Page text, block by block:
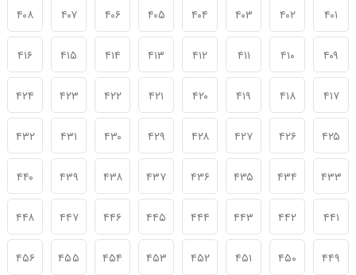
۴۰۱ ۴۰۲ ۴۰۳ ۴۰۴ ۴۰۵ ۴۰۶ ۴۰۷ ۴۰۸
۴۰۹ ۴۱۰ ۴۱۱ ۴۱۲ ۴۱۳ ۴۱۴ ۴۱۵ ۴۱۶
۴۱۷ ۴۱۸ ۴۱۹ ۴۲۰ ۴۲۱ ۴۲۲ ۴۲۳ ۴۲۴
۴۲۵ ۴۲۶ ۴۲۷ ۴۲۸ ۴۲۹ ۴۳۰ ۴۳۱ ۴۳۲
۴۳۳ ۴۳۴ ۴۳۵ ۴۳۶ ۴۳۷ ۴۳۸ ۴۳۹ ۴۴۰
۴۴۱ ۴۴۲ ۴۴۳ ۴۴۴ ۴۴۵ ۴۴۶ ۴۴۷ ۴۴۸
۴۴۹ ۴۵۰ ۴۵۱ ۴۵۲ ۴۵۳ ۴۵۴ ۴۵۵ ۴۵۶